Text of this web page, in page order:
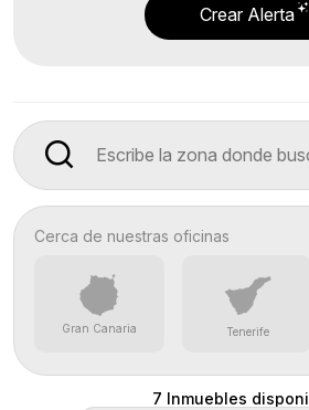
Crear Alerta
Cerca de nuestras oficinas
Gran Canaria Tenerife
7 Inmuebles